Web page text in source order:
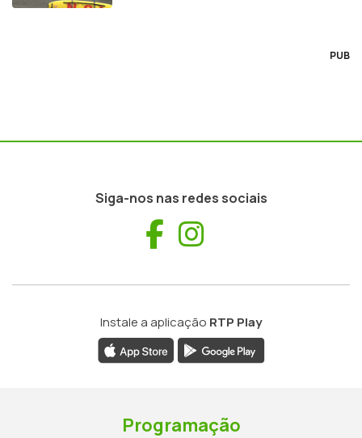
PUB
Siga-nos nas redes sociais
Facebook
Instale a aplicação RTP Play
Programação